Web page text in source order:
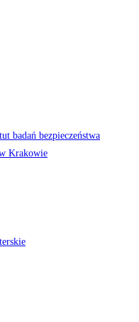
badań bezpieczeństwa
Krakowie